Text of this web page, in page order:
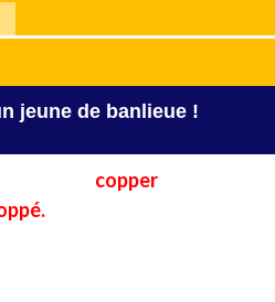
jeune de banlieue !
copper